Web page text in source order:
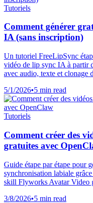
Tutoriels
Comment générer
IA (sans inscription)
Un tutoriel FreeLipSync
vidéo de lip sync IA à partir
avec audio, texte et clonage
5/1/2026•5 min read
Tutoriels
Comment créer des
gratuites avec
Guide étape par étape pour
synchronisation labiale
skill Flyworks Avatar Video
3/8/2026•5 min read